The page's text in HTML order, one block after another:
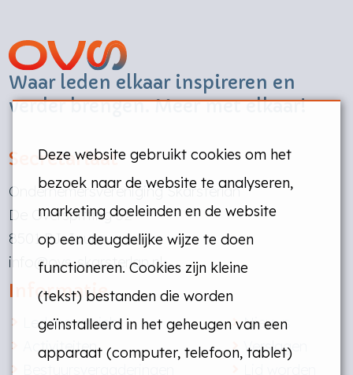
Waar leden elkaar inspireren en
verder brengen. Meer met elkaar!
Secretariaat
Ondernemersvereniging Skarsterlân
De Overspitting 52
8501 PJ Joure
info@ovs-skarsterlan.nl
Informatie
Ledenoverzicht
Activiteiten
Nieuws
Verslagen
Deze website gebruikt cookies om het
bezoek naar de website te analyseren,
marketing doeleinden en de website
op een deugdelijke wijze te doen
functioneren. Cookies zijn kleine
(tekst) bestanden die worden
geïnstalleerd in het geheugen van een
apparaat (computer, telefoon, tablet)